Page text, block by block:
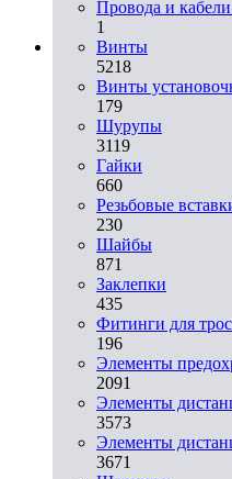
Провода и
1
Винты
5218
Винты
179
Шурупы
3119
Гайки
660
Резьбовые
230
Шайбы
871
Заклепки
435
Фитинги для
196
Элементы
2091
Элементы
3573
Элементы
3671